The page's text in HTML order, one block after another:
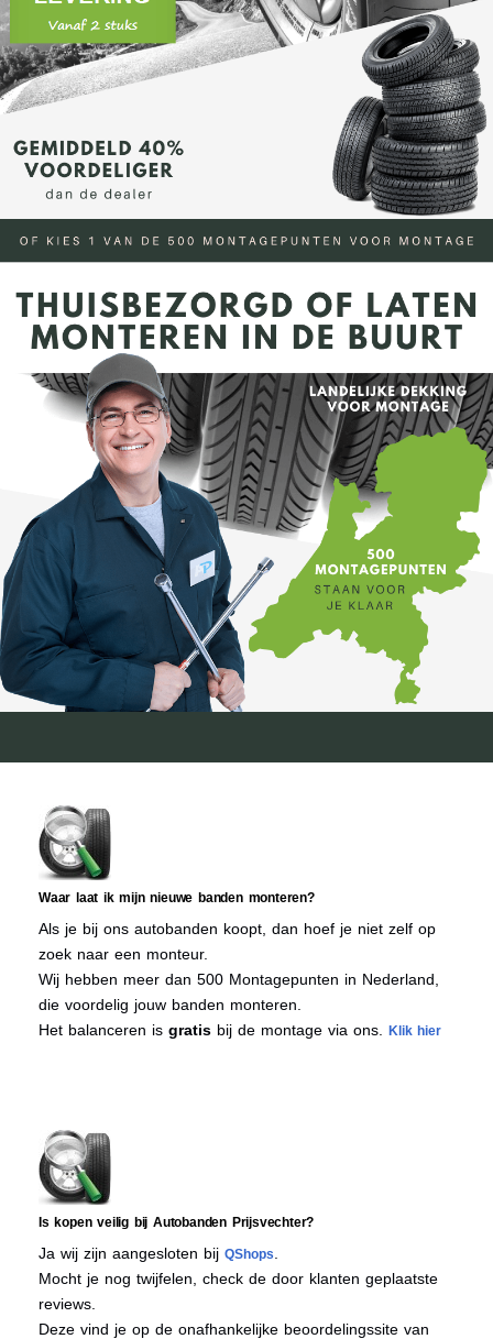
Waar laat ik mijn nieuwe banden monteren?
Als je bij ons autobanden koopt, dan hoef je niet zelf op
zoek naar een monteur.
Wij hebben meer dan 500 Montagepunten in Nederland,
die voordelig jouw banden monteren.
Het balanceren is gratis bij de montage via ons. Klik hier
Is kopen veilig bij Autobanden Prijsvechter?
Ja wij zijn aangesloten bij QShops
Mocht je nog twijfelen, check de door klanten geplaatste
reviews.
Deze vind je op de onafhankelijke beoordelingssite van